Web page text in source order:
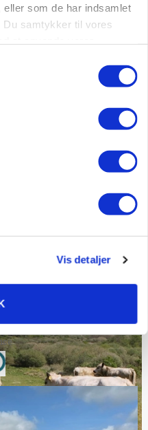
som de har indsamlet
Du samtykker til vores
Vis detaljer
og
til naturprojekter